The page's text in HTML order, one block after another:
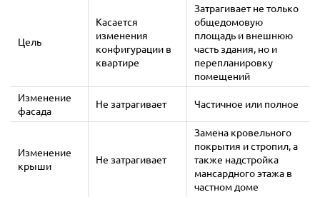
Цель
Касается
изменения
конфигурации в
квартире
Затрагивает не только
общедомовую
площадь и внешнюю
часть здания, но и
перепланировку
помещений
Изменение
фасада
Не затрагивает Частичное или полное
Изменение
крыши
Не затрагивает
Замена кровельного
покрытия и стропил, а
также надстройка
мансардного этажа в
частном доме